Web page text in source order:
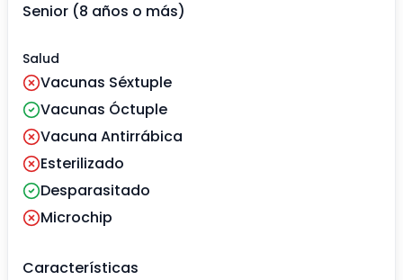
Senior (8 años o más)
Salud
Vacunas Séxtuple
Vacunas Óctuple
Vacuna Antirrábica
Esterilizado
Desparasitado
Microchip
Características